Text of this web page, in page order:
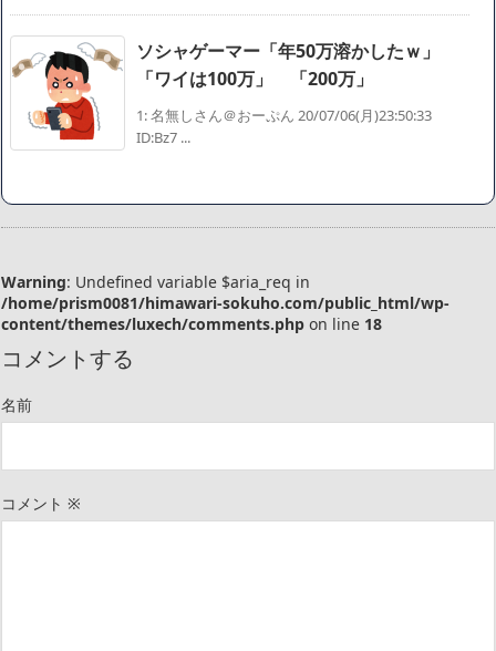
ソシャゲーマー「年50万溶かしたｗ」
「ワイは100万」 「200万」
1: 名無しさん＠おーぷん 20/07/06(月)23:50:33
ID:Bz7 ...
Warning: Undefined variable $aria_req in
/home/prism0081/himawari-sokuho.com/public_html/wp-
content/themes/luxech/comments.php on line 18
コメントする
名前
コメント ※